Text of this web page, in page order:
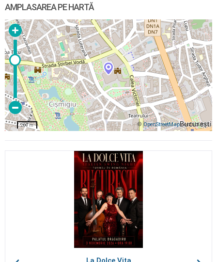
AMPLASAREA PE HARTĂ
©OpenStreetMapcontributors
200 m